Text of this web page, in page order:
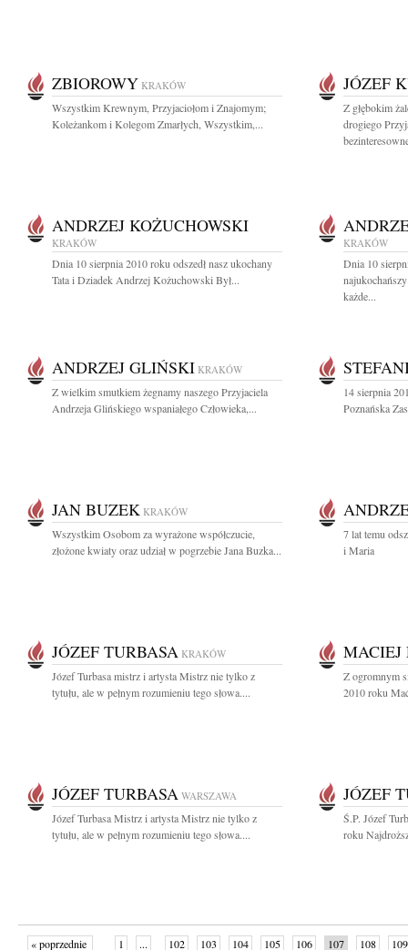
ZBIOROWY KRAKÓW
Wszystkim Krewnym, Przyjaciołom i Znajomym;
Koleżankom i Kolegom Zmarłych, Wszystkim,...
JÓZEF
Z głębokim
drogiego
ANDRZEJ KOŻUCHOWSKI
KRAKÓW
Dnia 10 sierpnia 2010 roku odszedł nasz ukochany
Tata i Dziadek Andrzej Kożuchowski Był...
KRAKÓW
Dnia 10
każde...
ANDRZEJ GLIŃSKI KRAKÓW
Z wielkim smutkiem żegnamy naszego Przyjaciela
Andrzeja Glińskiego wspaniałego Człowieka,...
14 sierpnia
Poznańska
JAN BUZEK KRAKÓW
Wszystkim Osobom za wyrażone współczucie,
złożone kwiaty oraz udział w pogrzebie Jana Buzka...
7 lat temu
i Maria
JÓZEF TURBASA KRAKÓW
Józef Turbasa mistrz i artysta Mistrz nie tylko z
tytułu, ale w pełnym rozumieniu tego słowa....
MACIEJ
Z ogromnym
2010 roku
JÓZEF TURBASA WARSZAWA
Józef Turbasa Mistrz i artysta Mistrz nie tylko z
tytułu, ale w pełnym rozumieniu tego słowa....
JÓZEF
Ś.P. Józef
roku
« poprzednie 1 ... 102 103 104 105 106 107 108 109